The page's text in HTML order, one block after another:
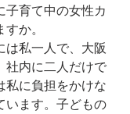
子育て中の女性カ
か。
私一人で、大阪
社内に二人だけで
私に負担をかけな
います。子どもの